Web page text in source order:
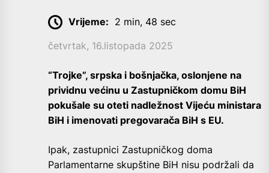
Vrijeme: 2 min, 48 sec
četvrtak, 16.listopada 2025
“Trojke”, srpska i bošnjačka, oslonjene na
prividnu većinu u Zastupničkom domu BiH
pokušale su oteti nadležnost Vijeću ministara
BiH i imenovati pregovarača BiH s EU.
Ipak, zastupnici Zastupničkog doma
Parlamentarne skupštine BiH nisu podržali da